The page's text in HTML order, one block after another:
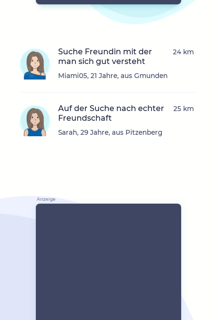
Suche Freundin mit der
man sich gut versteht
Miami05, 21 Jahre, aus Gmunden
24 km
Auf der Suche nach echter
Freundschaft
Sarah, 29 Jahre, aus Pitzenberg
25 km